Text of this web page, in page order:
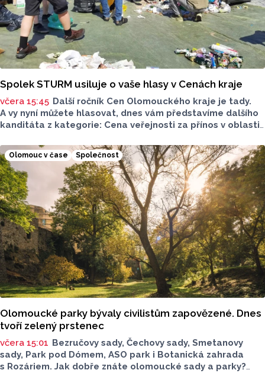
Spolek STURM usiluje o vaše hlasy v Cenách kraje
včera 15:45 Další ročník Cen Olomouckého kraje je tady.
A vy nyní můžete hlasovat, dnes vám představíme dalšího
kanditáta z kategorie: Cena veřejnosti za přínos v oblasti
v kategorii: Významný počin v ochraně životního prostředí -
právnická osoba.
Olomouc v čase Společnost
Olomoucké parky bývaly civilistům zapovězené. Dnes
tvoří zelený prstenec
včera 15:01 Bezručovy sady, Čechovy sady, Smetanovy
sady, Park pod Dómem, ASO park i Botanická zahrada
s Rozáriem. Jak dobře znáte olomoucké sady a parky?